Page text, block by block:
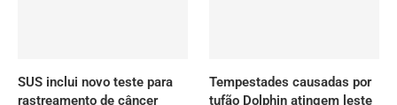
SUS inclui novo teste para
rastreamento de câncer
Tempestades causadas por
tufão Dolphin atingem leste